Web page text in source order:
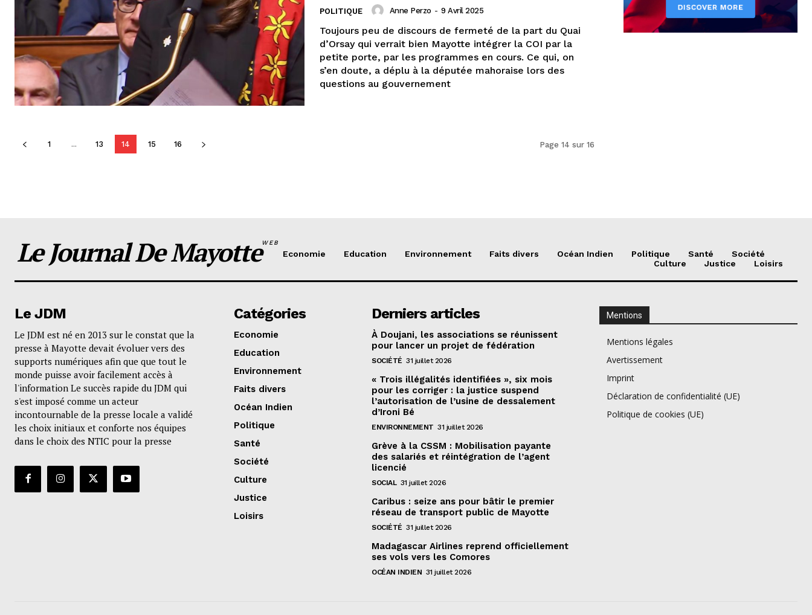
POLITIQUE Anne Perzo - 9 Avril 2025
Toujours peu de discours de fermeté de la part du Quai
d’Orsay qui verrait bien Mayotte intégrer la COI par la
petite porte, par les programmes en cours. Ce qui, on
s’en doute, a déplu à la députée mahoraise lors des
questions au gouvernement
1 ... 13 14 15 16 Page 14 sur 16
Le Journal De MayotteWEB
Economie Education Environnement Faits divers Océan Indien Politique Santé
Société
Culture
Justice Loisirs
Le JDM
Le JDM est né en 2013 sur le constat que la
presse à Mayotte devait évoluer vers des
supports numériques afin que que tout le
monde puisse avoir facilement accès à
l'information Le succès rapide du JDM qui
s'est imposé comme un acteur
incontournable de la presse locale a validé
les choix initiaux et conforte nos équipes
dans le choix des NTIC pour la presse
Catégories
Economie
Education
Environnement
Faits divers
Océan Indien
Politique
Santé
Société
Culture
Justice
Loisirs
Derniers articles
À Doujani, les associations se réunissent
pour lancer un projet de fédération
SOCIÉTÉ 31 juillet 2026
« Trois illégalités identifiées », six mois
pour les corriger : la justice suspend
l’autorisation de l’usine de dessalement
d’Ironi Bé
ENVIRONNEMENT 31 juillet 2026
Grève à la CSSM : Mobilisation payante
des salariés et réintégration de l’agent
licencié
SOCIAL 31 juillet 2026
Caribus : seize ans pour bâtir le premier
réseau de transport public de Mayotte
SOCIÉTÉ 31 juillet 2026
Madagascar Airlines reprend officiellement
ses vols vers les Comores
OCÉAN INDIEN 31 juillet 2026
Mentions
Mentions légales
Avertissement
Imprint
Déclaration de confidentialité (UE)
Politique de cookies (UE)